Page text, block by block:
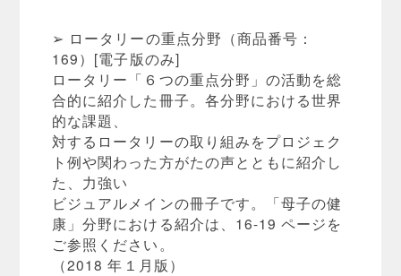
➢ ロータリーの重点分野（商品番号：
169）[電子版のみ]
ロータリー「６つの重点分野」の活動を総
合的に紹介した冊子。各分野における世界
的な課題、
対するロータリーの取り組みをプロジェク
ト例や関わった方がたの声とともに紹介し
た、力強い
ビジュアルメインの冊子です。「母子の健
康」分野における紹介は、16-19 ページを
ご参照ください。
（2018 年１月版）